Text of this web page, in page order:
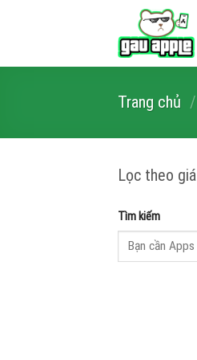
Trang chủ /
Lọc theo giá
Tìm kiếm